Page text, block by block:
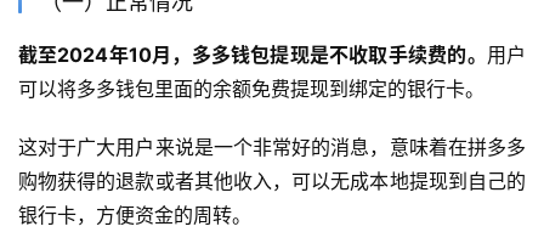
截至2024年10月，多多钱包提现是不收取手续费的。 用户
可以将多多钱包里面的余额免费提现到绑定的银行卡。
这对于广大用户来说是一个非常好的消息，意味着在拼多多
购物获得的退款或者其他收入，可以无成本地提现到自己的
银行卡，方便资金的周转。